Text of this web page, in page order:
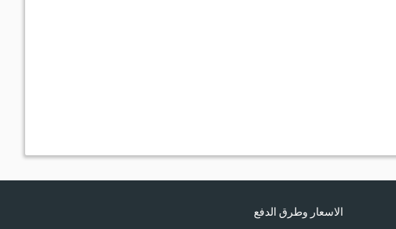
الاسعار وطرق الدفع